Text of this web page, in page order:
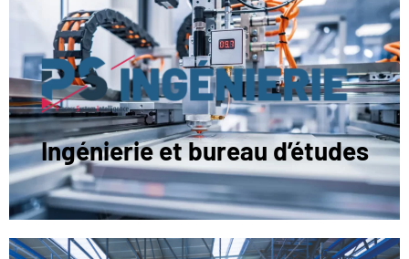
Ingénierie et bureau d’études